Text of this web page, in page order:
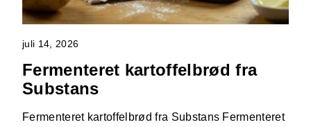
juli 14, 2026
Fermenteret kartoffelbrød fra
Substans
Fermenteret kartoffelbrød fra Substans Fermenteret